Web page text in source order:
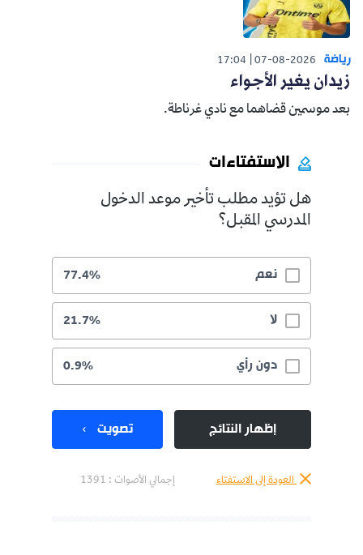
رياضة 07-08-2026
17:04
زيدان يغير الأجواء
بعد موسمين قضاهما مع نادي غرناطة.
الاستفتاءات
هل تؤيد مطلب تأخير موعد الدخول
المدرسي المقبل؟
نعم 77.4%
لا 21.7%
دون رأي 0.9%
إظهار النتائج تصويت
العودة إلى الاستفتاء إجمالي الأصوات : 1391